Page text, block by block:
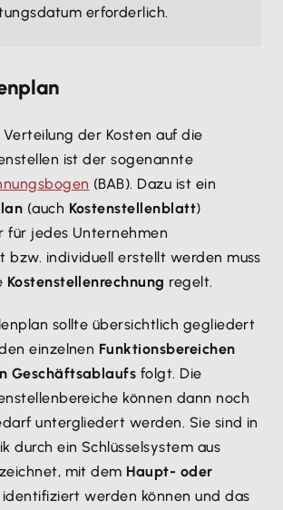
erforderlich.
der Kosten auf die
ist der sogenannte
(BAB). Dazu ist ein
(auch Kostenstellenblatt)
für jedes Unternehmen
bzw. individuell erstellt werden muss
Kostenstellenrechnung regelt.
sollte übersichtlich gegliedert
einzelnen Funktionsbereichen
Geschäftsablaufs folgt. Die
können dann noch
untergliedert werden. Sie sind in
durch ein Schlüsselsystem aus
mit dem Haupt- oder
identifiziert werden können und das